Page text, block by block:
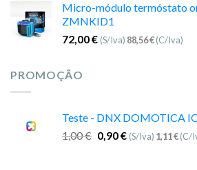
Micro-módulo termóstato
ZMNKID1
72,00€ (S/Iva) 88,56€(C/Iva)
PROMOÇÃO
Teste - DNX DOMOTICA
1,00€ 0,90€ (S/Iva) 1,11€(C/